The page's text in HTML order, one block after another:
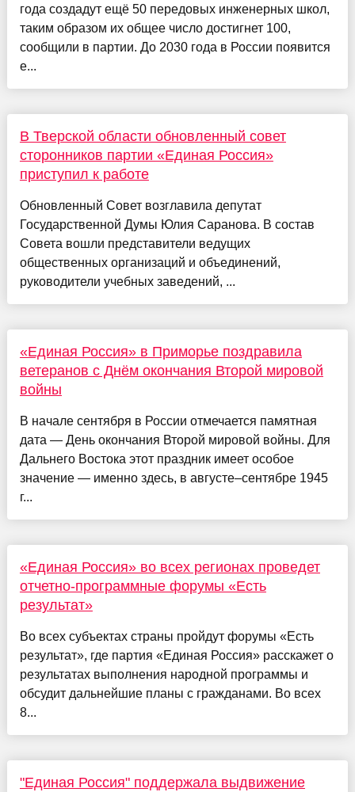
года создадут ещё 50 передовых инженерных школ,
таким образом их общее число достигнет 100,
сообщили в партии. До 2030 года в России появится
е...
В Тверской области обновленный совет
сторонников партии «Единая Россия»
приступил к работе
Обновленный Совет возглавила депутат
Государственной Думы Юлия Саранова. В состав
Совета вошли представители ведущих
общественных организаций и объединений,
руководители учебных заведений, ...
«Единая Россия» в Приморье поздравила
ветеранов с Днём окончания Второй мировой
войны
В начале сентября в России отмечается памятная
дата — День окончания Второй мировой войны. Для
Дальнего Востока этот праздник имеет особое
значение — именно здесь, в августе–сентябре 1945
г...
«Единая Россия» во всех регионах проведет
отчетно-программные форумы «Есть
результат»
Во всех субъектах страны пройдут форумы «Есть
результат», где партия «Единая Россия» расскажет о
результатах выполнения народной программы и
обсудит дальнейшие планы с гражданами. Во всех
8...
"Единая Россия" поддержала выдвижение